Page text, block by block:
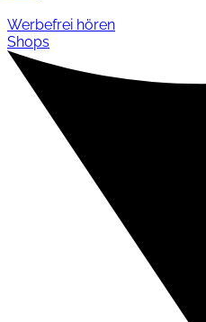
Werbefrei hören
Shops